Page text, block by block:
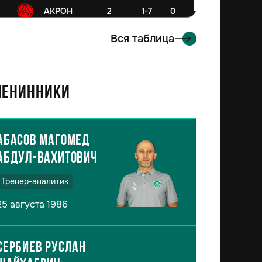
АКРОН 2 1-7 0
Вся таблица
Магомед
Вахитович
Тренер-аналитик
августа 1986
Руслан